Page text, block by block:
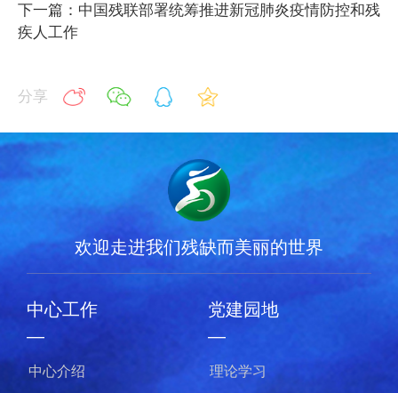
下一篇：中国残联部署统筹推进新冠肺炎疫情防控和残
疾人工作
分享
欢迎走进我们残缺而美丽的世界
中心工作
—
中心介绍
党建园地
—
理论学习